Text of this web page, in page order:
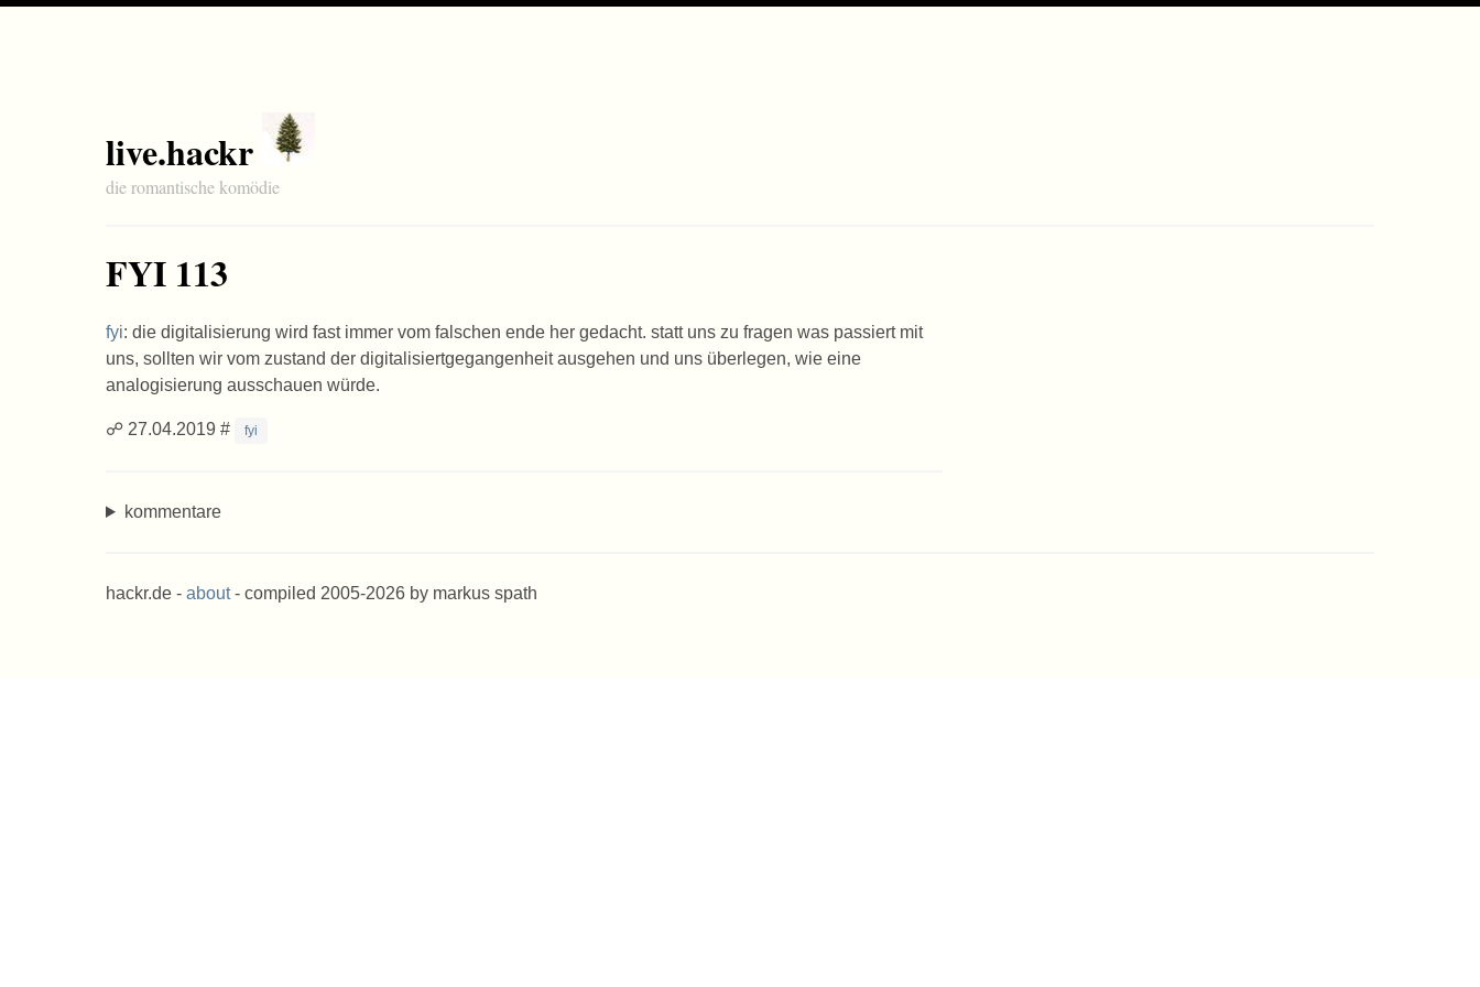
live.hackr
die romantische komödie
FYI 113
fyi: die digitalisierung wird fast immer vom falschen ende her gedacht. statt uns zu fragen was passiert mit
uns, sollten wir vom zustand der digitalisiertgegangenheit ausgehen und uns überlegen, wie eine
analogisierung ausschauen würde.
☍ 27.04.2019 # fyi
kommentare
hackr.de - about- compiled 2005-2026 by markus spath